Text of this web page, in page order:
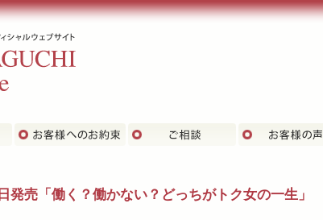
主な実績 お客さまへのお約束 ご相談
発売「働く？働かない？どっちがトク女の一生」